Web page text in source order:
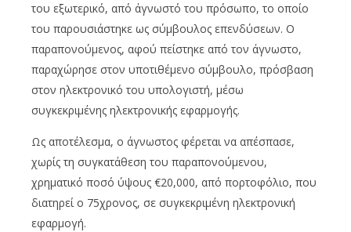
του εξωτερικό, από άγνωστό του πρόσωπο, το οποίο
του παρουσιάστηκε ως σύμβουλος επενδύσεων. Ο
παραπονούμενος, αφού πείστηκε από τον άγνωστο,
παραχώρησε στον υποτιθέμενο σύμβουλο, πρόσβαση
στον ηλεκτρονικό του υπολογιστή, μέσω
συγκεκριμένης ηλεκτρονικής εφαρμογής.
Ως αποτέλεσμα, ο άγνωστος φέρεται να απέσπασε,
χωρίς τη συγκατάθεση του παραπονούμενου,
χρηματικό ποσό ύψους €20,000, από πορτοφόλιο, που
διατηρεί ο 75χρονος, σε συγκεκριμένη ηλεκτρονική
εφαρμογή.